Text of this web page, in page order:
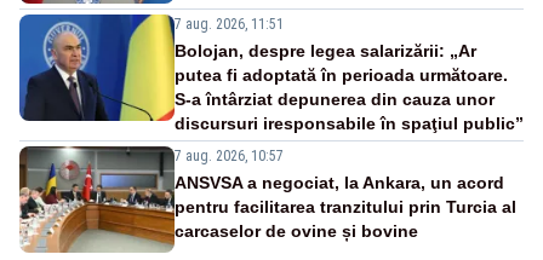
7 aug. 2026, 11:51
Bolojan, despre legea salarizării: „Ar
putea fi adoptată în perioada următoare.
S-a întârziat depunerea din cauza unor
discursuri iresponsabile în spaţiul public”
7 aug. 2026, 10:57
ANSVSA a negociat, la Ankara, un acord
pentru facilitarea tranzitului prin Turcia al
carcaselor de ovine și bovine